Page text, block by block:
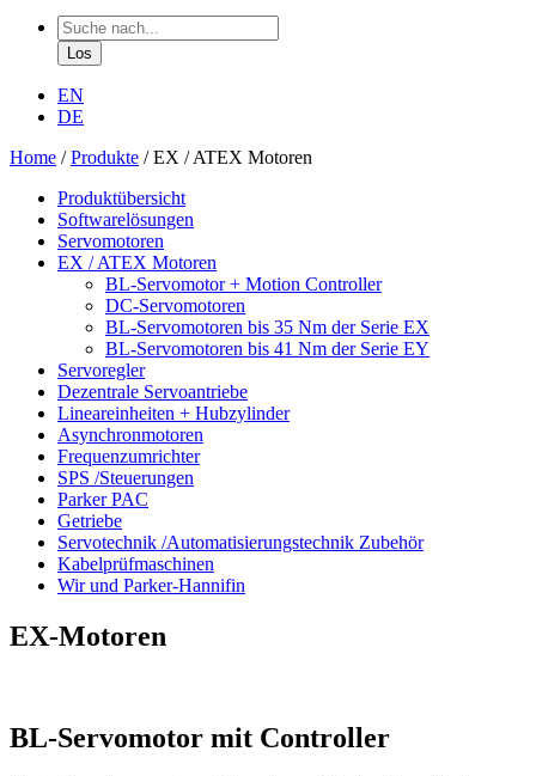
EN
DE
Home /Produkte /EX / ATEX Motoren
Produktübersicht
Softwarelösungen
Servomotoren
EX / ATEX Motoren
BL-Servomotor + Motion Controller
DC-Servomotoren
BL-Servomotoren bis 35 Nm der Serie EX
BL-Servomotoren bis 41 Nm der Serie EY
Servoregler
Dezentrale Servoantriebe
Lineareinheiten + Hubzylinder
Asynchronmotoren
Frequenzumrichter
SPS /Steuerungen
Parker PAC
Getriebe
Servotechnik /Automatisierungstechnik Zubehör
Kabelprüfmaschinen
Wir und Parker-Hannifin
EX-Motoren
BL-Servomotor mit Controller